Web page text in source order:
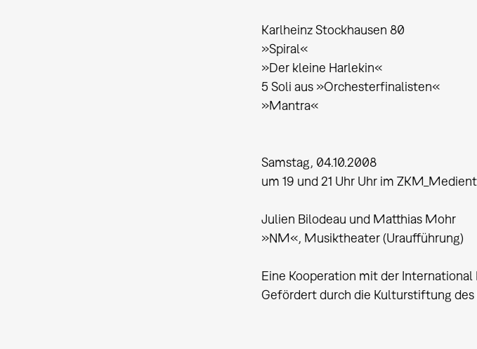
Karlheinz Stockhausen 80
»Spiral«
»Der kleine Harlekin«
5 Soli aus »Orchesterfinalisten«
»Mantra«
Samstag, 04.10.2008
um 19 und 21 Uhr Uhr im
Julien Bilodeau und Matthias Mohr
»NM«, Musiktheater (Uraufführung)
Eine Kooperation mit der
Gefördert durch die Kulturstiftung